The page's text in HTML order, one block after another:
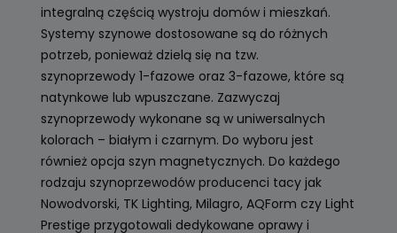
integralną częścią wystroju domów i mieszkań.
Systemy szynowe dostosowane są do różnych
potrzeb, ponieważ dzielą się na tzw.
szynoprzewody 1-fazowe oraz 3-fazowe, które są
natynkowe lub wpuszczane. Zazwyczaj
szynoprzewody wykonane są w uniwersalnych
kolorach – białym i czarnym. Do wyboru jest
również opcja szyn magnetycznych. Do każdego
rodzaju szynoprzewodów producenci tacy jak
Nowodvorski, TK Lighting, Milagro, AQForm czy Light
Prestige przygotowali dedykowane oprawy i